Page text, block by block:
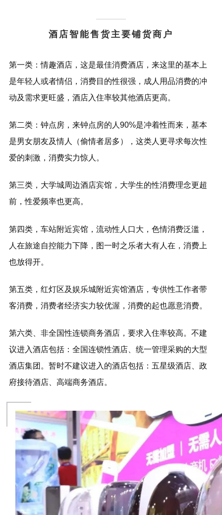
酒店智能售货主要铺货商户
第一类：情趣酒店，这是最佳消费酒店，来这里的基本上
是年轻人或者情侣，消费目的性很强，成人用品消费的冲
动及需求更旺盛，酒店入住率较其他酒店更高。
第二类：钟点房，来钟点房的人90%是冲着性而来，基本
是男女朋友及情人（偷情者居多），这类人更寻求每次性
爱的刺激，消费实力惊人。
第三类，大学城周边酒店宾馆，大学生的性消费理念更超
前，性爱频率也更高。
第四类，车站附近宾馆，流动性人口大，色情消费泛滥，
人在旅途自控能力下降，图一时之乐者大有人在，消费上
也放得开。
第五类，红灯区及娱乐城附近宾馆酒店，专供性工作者带
客消费，消费者经济实力较优渥，消费的起也愿意消费。
第六类、非全国性连锁商务酒店，要求入住率较高。不建
议进入酒店包括：全国连锁性酒店、统一管理采购的大型
酒店集团。暂时不建议进入的酒店包括：五星级酒店、政
府接待酒店、高端商务酒店。